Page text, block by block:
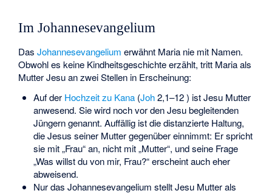
Im Johannesevangelium
DasJohannesevangelium erwähnt Maria nie mit Namen.
Obwohl es keine Kindheitsgeschichte erzählt, tritt Maria als
Mutter Jesu an zwei Stellen in Erscheinung:
Auf der Hochzeit zu Kana(Joh2,1–12 ) ist Jesu Mutter
anwesend. Sie wird noch vor den Jesu begleitenden
Jüngern genannt. Auffällig ist die distanzierte Haltung,
die Jesus seiner Mutter gegenüber einnimmt: Er spricht
sie mit „Frau“ an, nicht mit „Mutter“, und seine Frage
„Was willst du von mir, Frau?“ erscheint auch eher
abweisend.
Nur das Johannesevangelium stellt Jesu Mutter als